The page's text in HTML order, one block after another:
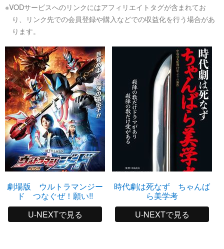
※VODサービスへのリンクにはアフィリエイトタグが含まれてお
り、リンク先での会員登録や購入などでの収益化を行う場合があ
ります。
劇場版 ウルトラマンジー
ド つなぐぜ！願い!!
U-NEXTで見る
時代劇は死なず ちゃんば
ら美学考
U-NEXTで見る